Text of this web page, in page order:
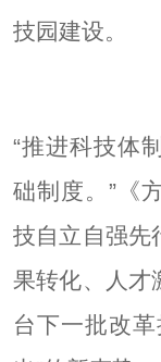
技园建设。
“推进科技体
础制度。”《
技自立自强先
果转化、人才
台下一批改